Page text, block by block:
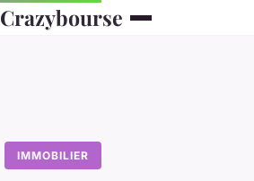
Crazybourse
IMMOBILIER